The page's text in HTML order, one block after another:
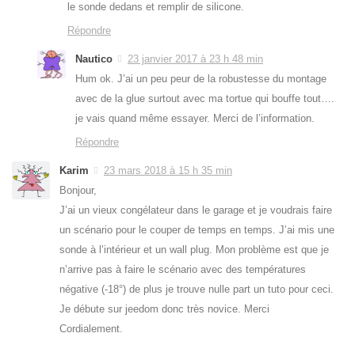
le sonde dedans et remplir de silicone.
Répondre
Nautico
23 janvier 2017 à 23 h 48 min
Hum ok. J’ai un peu peur de la robustesse du montage
avec de la glue surtout avec ma tortue qui bouffe tout….
je vais quand même essayer. Merci de l’information.
Répondre
Karim
23 mars 2018 à 15 h 35 min
Bonjour,
J’ai un vieux congélateur dans le garage et je voudrais faire
un scénario pour le couper de temps en temps. J’ai mis une
sonde à l’intérieur et un wall plug. Mon problème est que je
n’arrive pas à faire le scénario avec des températures
négative (-18°) de plus je trouve nulle part un tuto pour ceci.
Je débute sur jeedom donc très novice. Merci
Cordialement.